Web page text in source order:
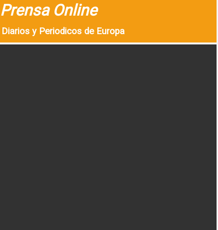
Prensa Online
Diarios y Periodicos de Europa